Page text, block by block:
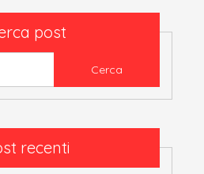
post
recenti